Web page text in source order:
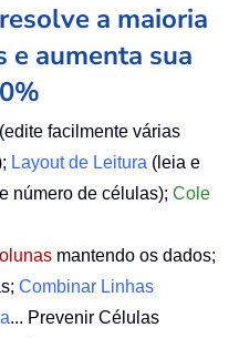
a maioria
e aumenta sua
(edite facilmente várias
Layout de Leitura (leia e
número de células); Cole
mantendo os dados;
Combinar Linhas
... Prevenir Células